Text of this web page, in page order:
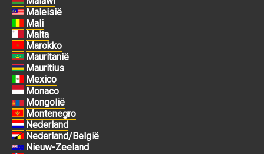
Maleisië
Mali
Malta
Marokko
Mauritanië
Mauritius
Mexico
Monaco
Mongolië
Montenegro
Nederland
Nederland/België
Nieuw-Zeeland